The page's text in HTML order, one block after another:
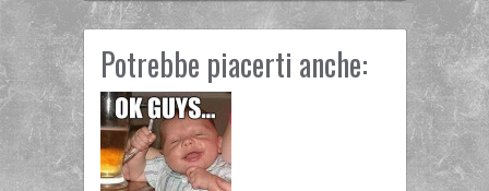
Potrebbe piacerti anche: